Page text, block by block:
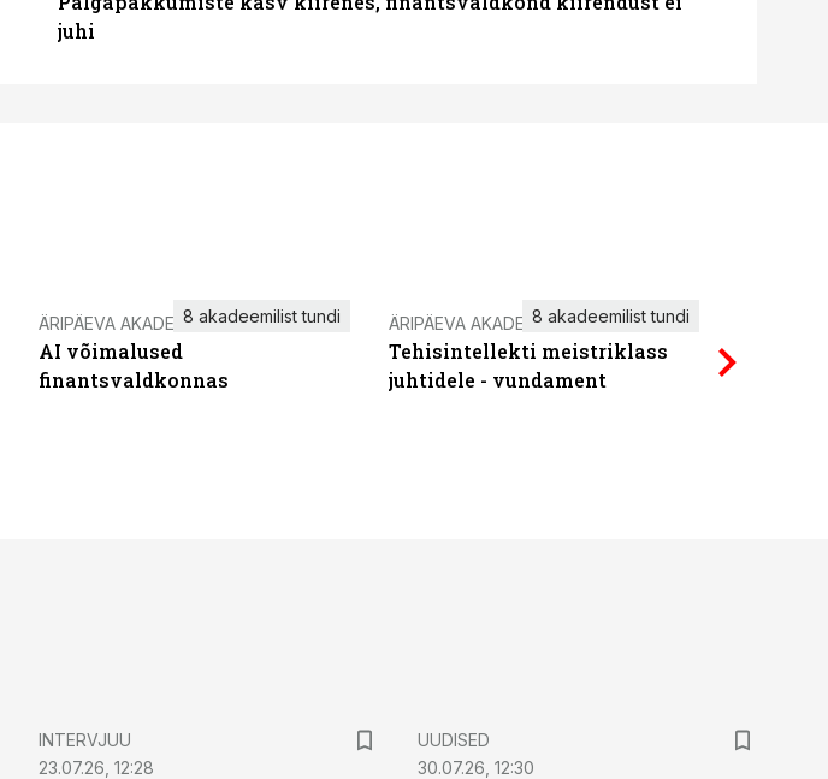
juhi
ÄRIPÄEVA AKADEEMIA
AI võimalused
finantsvaldkonnas
8 akadeemilist tundi ÄRIPÄEVA AKADEEMIA
Tehisintellekti meistriklass
juhtidele - vundament
8 akadeemilist tundi
INTERVJUU
23.07.26, 12:28
UUDISED
30.07.26, 12:30